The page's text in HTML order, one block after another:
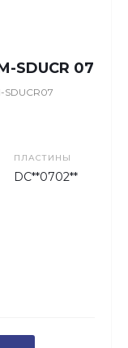
SDUCR 07
SDUCR07
ПЛАСТИНЫ
DC**0702**